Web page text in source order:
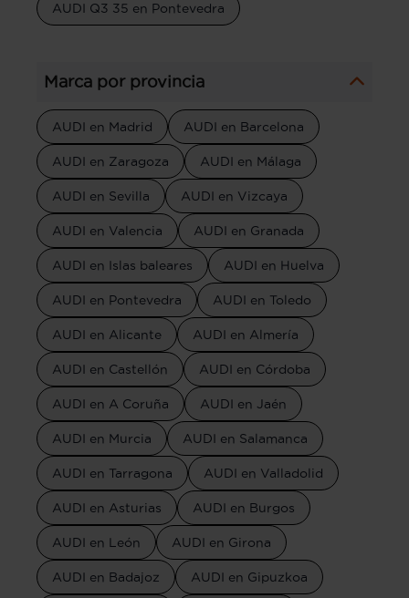
AUDI Q3 35 en Pontevedra
Marca por provincia
AUDI en Madrid AUDI en Barcelona
AUDI en Zaragoza AUDI en Málaga
AUDI en Sevilla AUDI en Vizcaya
AUDI en Valencia AUDI en Granada
AUDI en Islas baleares AUDI en Huelva
AUDI en Pontevedra AUDI en Toledo
AUDI en Alicante AUDI en Almería
AUDI en Castellón AUDI en Córdoba
AUDI en A Coruña AUDI en Jaén
AUDI en Murcia AUDI en Salamanca
AUDI en Tarragona AUDI en Valladolid
AUDI en Asturias AUDI en Burgos
AUDI en León AUDI en Girona
AUDI en Badajoz AUDI en Gipuzkoa